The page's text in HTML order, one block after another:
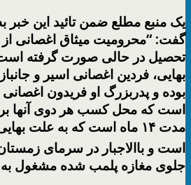
یک منبع مطلع ضمن تائید این خبر
گفت: “محرومیت میثاق اغصانی از
تحصیل در حالی صورت گرفته
بهایی، فردین اغصانی اسیر و
است که محل کسب هر دوی آنها
مدت ۱۴ ماه است که به علت بهایی بودن
است و باالاجبار در سرمای
جلوی مغازه پلمب شده مشغول به